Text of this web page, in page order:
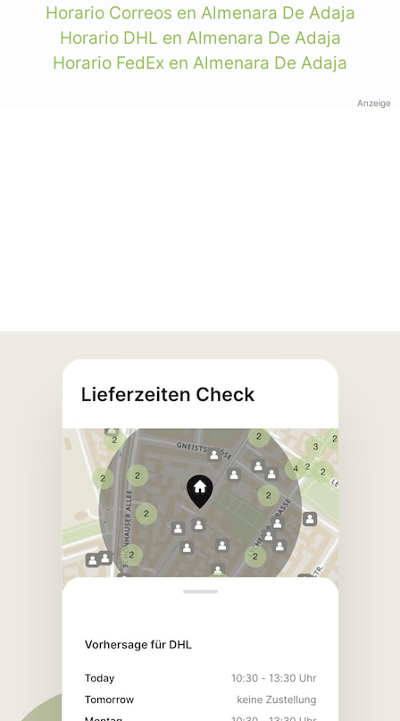
Horario Correos en Almenara De Adaja
Horario DHL en Almenara De Adaja
Horario FedEx en Almenara De Adaja
Anzeige